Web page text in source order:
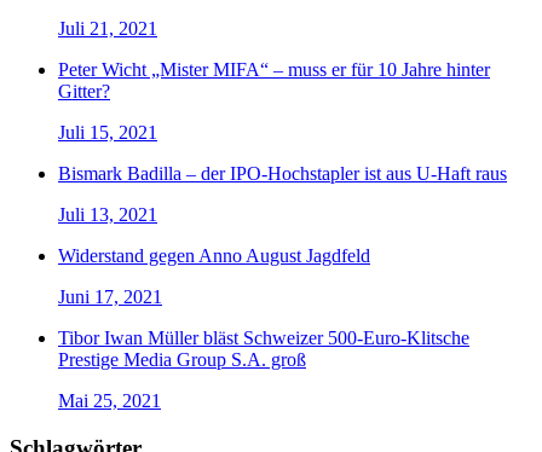
Juli 21, 2021
Peter Wicht „Mister MIFA“ – muss er für 10 Jahre hinter
Gitter?
Juli 15, 2021
Bismark Badilla – der IPO-Hochstapler ist aus U-Haft raus
Juli 13, 2021
Widerstand gegen Anno August Jagdfeld
Juni 17, 2021
Tibor Iwan Müller bläst Schweizer 500-Euro-Klitsche
Prestige Media Group S.A. groß
Mai 25, 2021